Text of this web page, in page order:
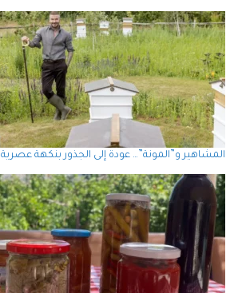
المشاهير و”المونة”… عودة إلى الجذور بنكهة عصرية